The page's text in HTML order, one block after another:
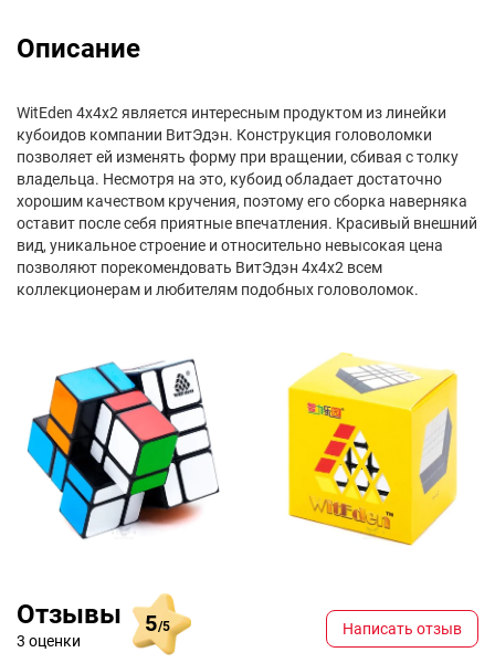
Описание
WitEden 4x4x2 является интересным продуктом из линейки
кубоидов компании ВитЭдэн. Конструкция головоломки
позволяет ей изменять форму при вращении, сбивая с толку
владельца. Несмотря на это, кубоид обладает достаточно
хорошим качеством кручения, поэтому его сборка наверняка
оставит после себя приятные впечатления. Красивый внешний
вид, уникальное строение и относительно невысокая цена
позволяют порекомендовать ВитЭдэн 4х4х2 всем
коллекционерам и любителям подобных головоломок.
Отзывы
3 оценки
5/5 Написать отзыв